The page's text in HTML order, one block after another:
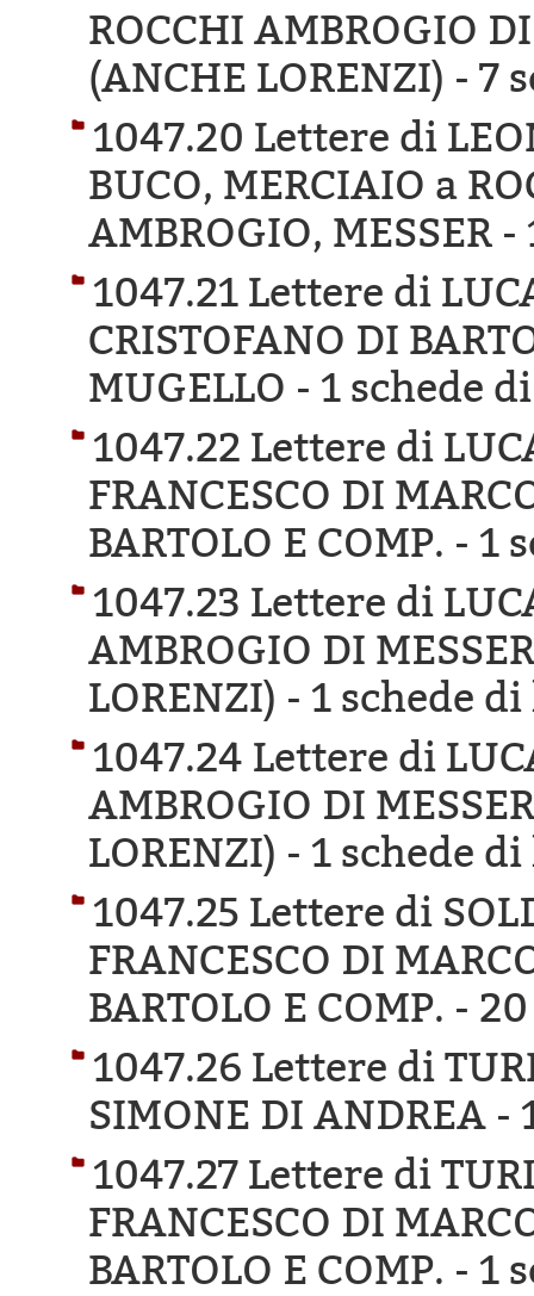
ROCCHI AMBROGIO
(ANCHE LORENZI) - 7
1047.20 Lettere di
BUCO, MERCIAIO a
AMBROGIO, MESSER -
1047.21 Lettere di
CRISTOFANO DI
MUGELLO - 1 schede
1047.22 Lettere di
FRANCESCO DI
BARTOLO E COMP. - 1
1047.23 Lettere di
AMBROGIO DI
LORENZI) - 1 schede
1047.24 Lettere di
AMBROGIO DI
LORENZI) - 1 schede
1047.25 Lettere di
FRANCESCO DI
BARTOLO E COMP. -
1047.26 Lettere di
SIMONE DI ANDREA -
1047.27 Lettere di
FRANCESCO DI
BARTOLO E COMP. - 1